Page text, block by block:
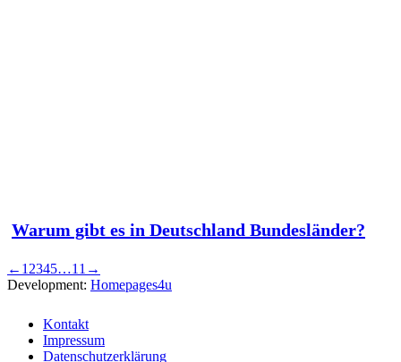
Warum gibt es in Deutschland Bundesländer?
← 1 2345…11 →
Development: Homepages4u
Kontakt
Impressum
Datenschutzerklärung